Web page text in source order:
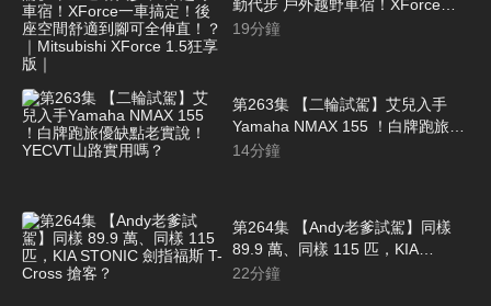
勤代步 戶外越野車宿！XForce一
車搞定！後座空間舒適到腳可全伸
19分鐘
第263集 【二輪試駕】艾兒入手
Yamaha NMAX 155 ！白牌跑旅優
缺點老實說！YECVT山路實用嗎？
14分鐘
第264集 【Andy老爹試駕】同樣
89.9 萬、同樣 115 匹，KIA
STONIC 劍指福斯 T-Cross 搶客？
22分鐘